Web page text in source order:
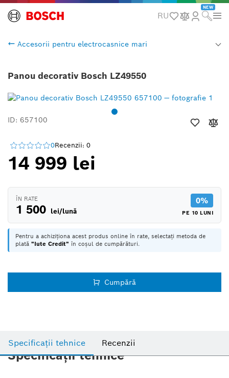
RU
NEW
Accesorii pentru electrocasnice mari
Panou decorativ Bosch LZ49550
ID: 657100
0Recenzii: 0
14 999 lei
ÎN RATE
1 500 lei/lună
0%
PE 10 LUNI
Pentru a achiziționa acest produs online în rate, selectați metoda de
plată "Iute Credit" în coșul de cumpărături.
Cumpără
Specificații tehnice Recenzii
Specificații tehnice